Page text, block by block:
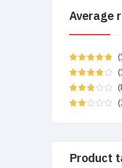
Average
Rated
out
of 5
Rated
out of 5
Rated
3out
2
Product